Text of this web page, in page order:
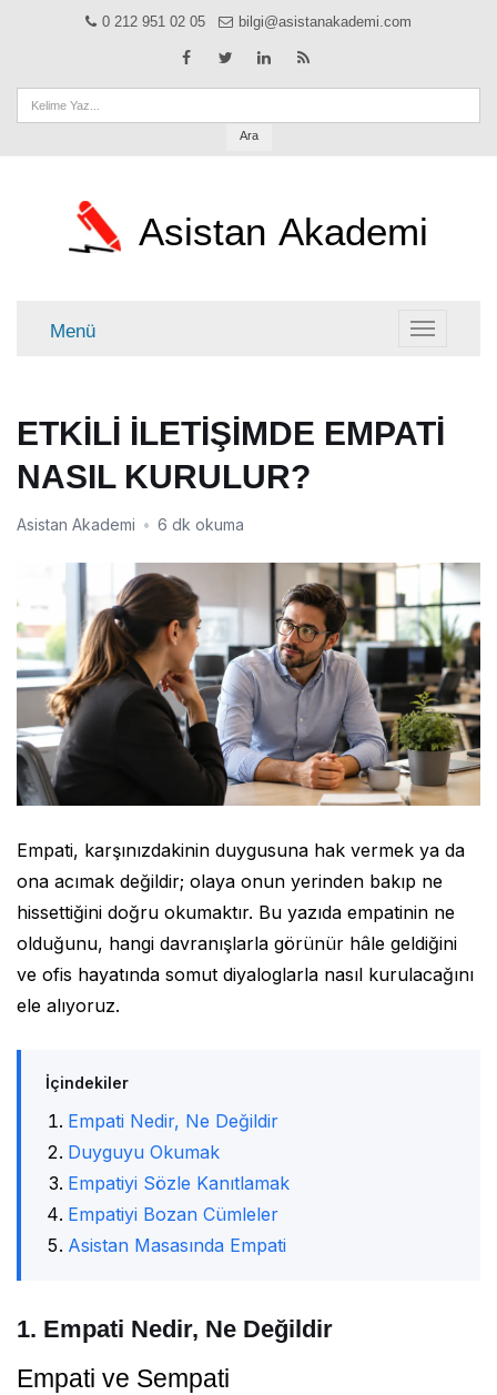
0 212 951 02 05 bilgi@asistanakademi.com
Ara
Asistan Akademi
Menü Menü
ETKİLİ İLETİŞİMDE EMPATİ
NASIL KURULUR?
Asistan Akademi • 6 dk okuma
Empati, karşınızdakinin duygusuna hak vermek ya da
ona acımak değildir; olaya onun yerinden bakıp ne
hissettiğini doğru okumaktır. Bu yazıda empatinin ne
olduğunu, hangi davranışlarla görünür hâle geldiğini
ve ofis hayatında somut diyaloglarla nasıl kurulacağını
ele alıyoruz.
İçindekiler
Empati Nedir, Ne Değildir
Duyguyu Okumak
Empatiyi Sözle Kanıtlamak
Empatiyi Bozan Cümleler
Asistan Masasında Empati
1. Empati Nedir, Ne Değildir
Empati ve Sempati